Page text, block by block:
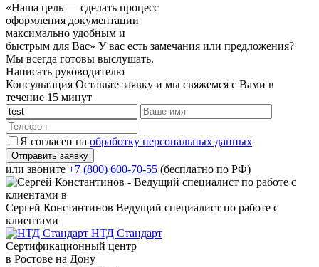
«Наша цель — сделать процесс
оформления документации
максимально удобным и
быстрым для Вас» У вас есть замечания или предложения?
Мы всегда готовы выслушать.
Написать руководителю
Консультация Оставьте заявку и мы свяжемся с Вами в
течение 15 минут
Я согласен на обработку персональных данных
или звоните +7 (800) 600-70-55 (бесплатно по РФ)
Сергей Константинов Ведущий специалист по работе с
клиентами
НТД Стандарт
Сертификационный центр
в Ростове на Дону